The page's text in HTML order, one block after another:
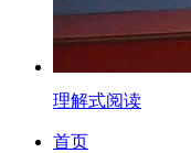
理解式阅读
首页